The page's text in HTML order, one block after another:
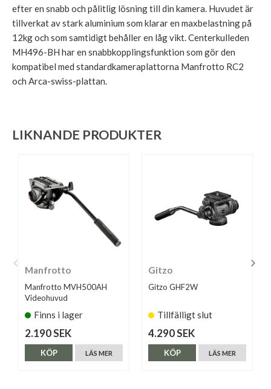
efter en snabb och pålitlig lösning till din kamera. Huvudet är
tillverkat av stark aluminium som klarar en maxbelastning på
12kg och som samtidigt behåller en låg vikt. Centerkulleden
MH496-BH har en snabbkopplingsfunktion som gör den
kompatibel med standardkameraplattorna Manfrotto RC2
och Arca-swiss-plattan.
LIKNANDE PRODUKTER
Manfrotto
Manfrotto MVH500AH
Videohuvud
Finns i lager
2.190 SEK
LÄS MER
KÖP
Gitzo
Gitzo GHF2W
Tillfälligt slut
4.290 SEK
LÄS MER
KÖP